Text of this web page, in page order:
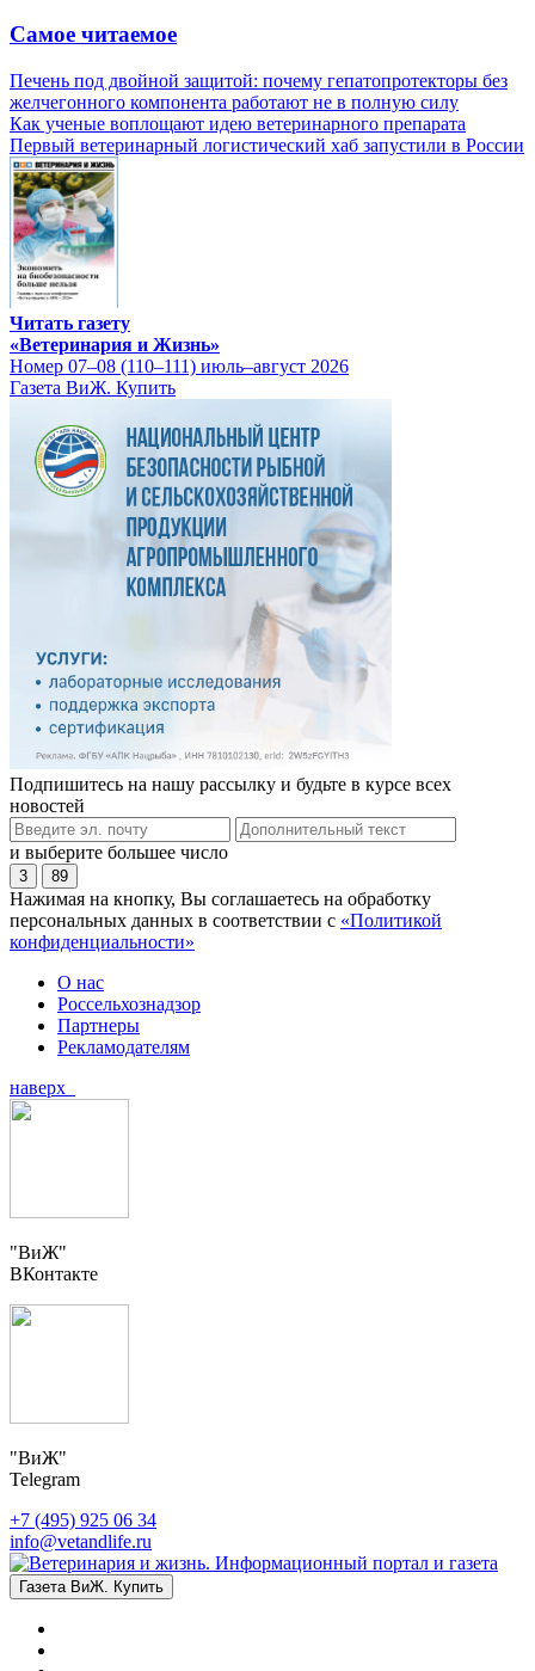
Самое читаемое
Печень под двойной защитой: почему гепатопротекторы без
желчегонного компонента работают не в полную силу
Как ученые воплощают идею ветеринарного препарата
Первый ветеринарный логистический хаб запустили в России
Читать газету
«Ветеринария и Жизнь»
Номер 07–08 (110–111) июль–август 2026
Газета ВиЖ. Купить
Подпишитесь на нашу рассылку и будьте в курсе всех
новостей
и выберите большее число
3 89
Нажимая на кнопку, Вы соглашаетесь на обработку
персональных данных в соответствии с «Политикой
конфиденциальности»
О нас
Россельхознадзор
Партнеры
Рекламодателям
наверх
"ВиЖ"
ВКонтакте
"ВиЖ"
Telegram
+7 (495) 925 06 34
info@vetandlife.ru
Газета ВиЖ. Купить